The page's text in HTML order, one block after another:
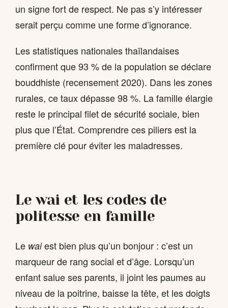
un signe fort de respect. Ne pas s’y intéresser
serait perçu comme une forme d’ignorance.
Les statistiques nationales thaïlandaises
confirment que 93 % de la population se déclare
bouddhiste (recensement 2020). Dans les zones
rurales, ce taux dépasse 98 %. La famille élargie
reste le principal filet de sécurité sociale, bien
plus que l’État. Comprendre ces piliers est la
première clé pour éviter les maladresses.
Le wai et les codes de
politesse en famille
Le waiest bien plus qu’un bonjour : c’est un
marqueur de rang social et d’âge. Lorsqu’un
enfant salue ses parents, il joint les paumes au
niveau de la poitrine, baisse la tête, et les doigts